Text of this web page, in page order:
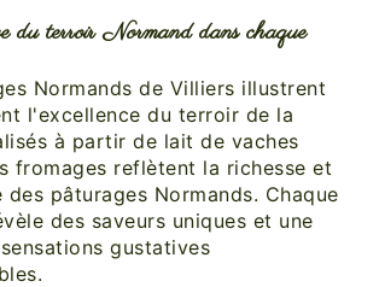
du terroir Normand dans chaque
Normands de Villiers illustrent
l'excellence du terroir de la
à partir de lait de vaches
fromages reflètent la richesse et
pâturages Normands. Chaque
des saveurs uniques et une
gustatives